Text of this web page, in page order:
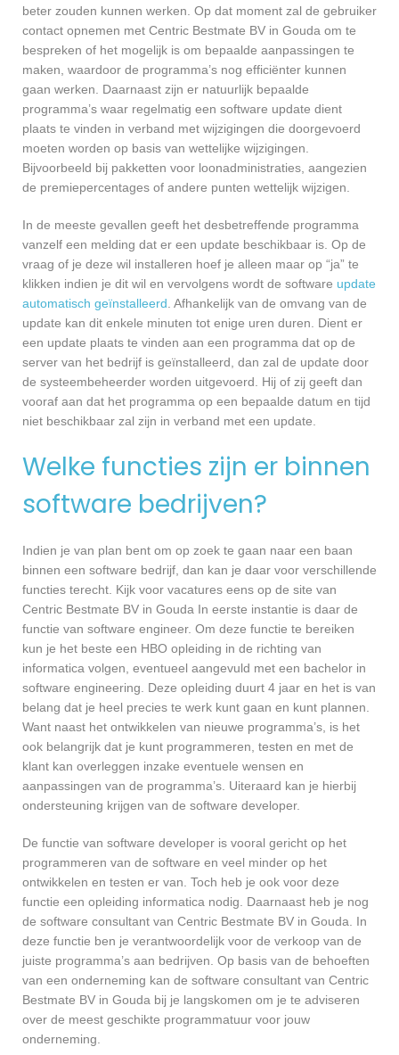
beter zouden kunnen werken. Op dat moment zal de gebruiker
contact opnemen met Centric Bestmate BV in Gouda om te
bespreken of het mogelijk is om bepaalde aanpassingen te
maken, waardoor de programma’s nog efficiënter kunnen
gaan werken. Daarnaast zijn er natuurlijk bepaalde
programma’s waar regelmatig een software update dient
plaats te vinden in verband met wijzigingen die doorgevoerd
moeten worden op basis van wettelijke wijzigingen.
Bijvoorbeeld bij pakketten voor loonadministraties, aangezien
de premiepercentages of andere punten wettelijk wijzigen.
In de meeste gevallen geeft het desbetreffende programma
vanzelf een melding dat er een update beschikbaar is. Op de
vraag of je deze wil installeren hoef je alleen maar op “ja” te
klikken indien je dit wil en vervolgens wordt de software update
automatisch geïnstalleerd. Afhankelijk van de omvang van de
update kan dit enkele minuten tot enige uren duren. Dient er
een update plaats te vinden aan een programma dat op de
server van het bedrijf is geïnstalleerd, dan zal de update door
de systeembeheerder worden uitgevoerd. Hij of zij geeft dan
vooraf aan dat het programma op een bepaalde datum en tijd
niet beschikbaar zal zijn in verband met een update.
Welke functies zijn er binnen
software bedrijven?
Indien je van plan bent om op zoek te gaan naar een baan
binnen een software bedrijf, dan kan je daar voor verschillende
functies terecht. Kijk voor vacatures eens op de site van
Centric Bestmate BV in Gouda In eerste instantie is daar de
functie van software engineer. Om deze functie te bereiken
kun je het beste een HBO opleiding in de richting van
informatica volgen, eventueel aangevuld met een bachelor in
software engineering. Deze opleiding duurt 4 jaar en het is van
belang dat je heel precies te werk kunt gaan en kunt plannen.
Want naast het ontwikkelen van nieuwe programma’s, is het
ook belangrijk dat je kunt programmeren, testen en met de
klant kan overleggen inzake eventuele wensen en
aanpassingen van de programma’s. Uiteraard kan je hierbij
ondersteuning krijgen van de software developer.
De functie van software developer is vooral gericht op het
programmeren van de software en veel minder op het
ontwikkelen en testen er van. Toch heb je ook voor deze
functie een opleiding informatica nodig. Daarnaast heb je nog
de software consultant van Centric Bestmate BV in Gouda. In
deze functie ben je verantwoordelijk voor de verkoop van de
juiste programma’s aan bedrijven. Op basis van de behoeften
van een onderneming kan de software consultant van Centric
Bestmate BV in Gouda bij je langskomen om je te adviseren
over de meest geschikte programmatuur voor jouw
onderneming.